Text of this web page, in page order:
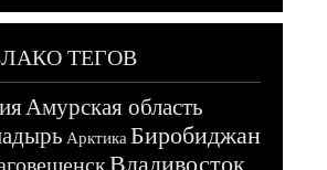
ТЕГОВ
Амурская область
Арктика Биробиджан
Владивосток